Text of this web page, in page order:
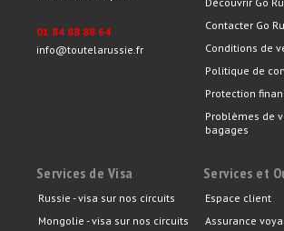
01 84 88 88 64
info@toutelarussie.fr
Contacter Go
Conditions de
Politique de
Protection
Problèmes de
bagages
Services de Visa
Russie - visa sur nos circuits
Mongolie - visa sur nos circuits
Services et
Espace client
Assurance